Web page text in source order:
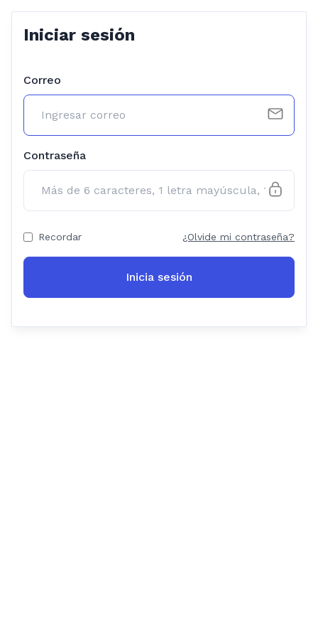
Iniciar sesión
Correo
Contraseña
Recordar ¿Olvide mi contraseña?